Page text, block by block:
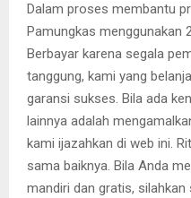
Dalam proses membantu
Pamungkas menggunakan
Berbayar karena segala
tanggung, kami yang
garansi sukses. Bila ada
lainnya adalah
kami ijazahkan di web ini.
sama baiknya. Bila Anda
mandiri dan gratis, silahkan